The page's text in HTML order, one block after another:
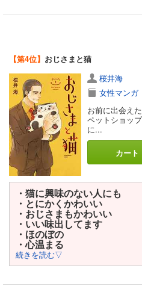
【第4位】 おじさまと猫
桜井海
女性マンガ
お前に出会え
ペットショッ
に...
カート
・猫に興味のない人にも
・とにかくかわいい
・おじさまもかわいい
・いい味出してます
・ほのぼの
・心温まる
続きを読む▽